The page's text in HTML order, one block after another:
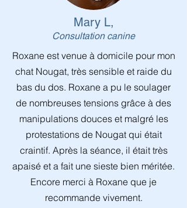
Mary L,
Consultation canine
Roxane est venue à domicile pour mon
chat Nougat, très sensible et raide du
bas du dos. Roxane a pu le soulager
de nombreuses tensions grâce à des
manipulations douces et malgré les
protestations de Nougat qui était
craintif. Après la séance, il était très
apaisé et a fait une sieste bien méritée.
Encore merci à Roxane que je
recommande vivement.